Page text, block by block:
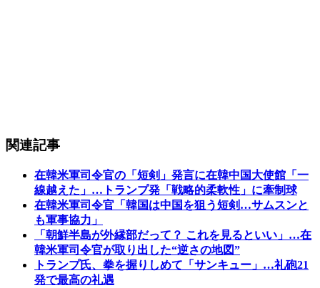
関連記事
在韓米軍司令官の「短剣」発言に在韓中国大使館「一
線越えた」…トランプ発「戦略的柔軟性」に牽制球
在韓米軍司令官「韓国は中国を狙う短剣…サムスンと
も軍事協力」
「朝鮮半島が外縁部だって？ これを見るといい」…在
韓米軍司令官が取り出した“逆さの地図”
トランプ氏、拳を握りしめて「サンキュー」…礼砲21
発で最高の礼遇